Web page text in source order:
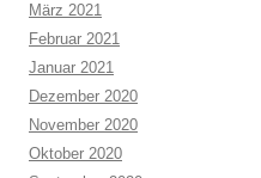
März 2021
Februar 2021
Januar 2021
Dezember 2020
November 2020
Oktober 2020